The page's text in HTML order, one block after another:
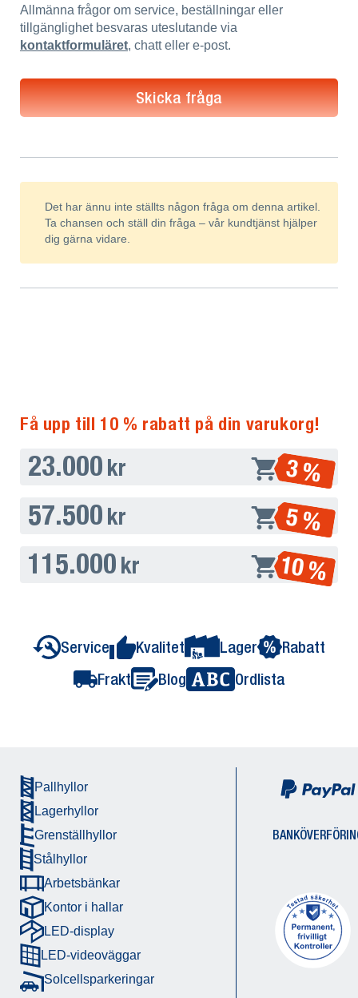
Allmänna frågor om service, beställningar eller
tillgänglighet besvaras uteslutande via
kontaktformuläret, chatt eller e-post.
Skicka fråga
Det har ännu inte ställts någon fråga om denna artikel.
Ta chansen och ställ din fråga – vår kundtjänst hjälper
dig gärna vidare.
Få upp till 10 % rabatt på din varukorg!
23.000 kr 3 %
57.500 kr 5 %
115.000 kr 10 %
Service Kvalitet Lager
Rabatt
Frakt
Blog Ordlista
Pallhyllor
Lagerhyllor
Grenställhyllor
Stålhyllor
Arbetsbänkar
Kontor i hallar
LED-display
LED-videoväggar
Solcellsparkeringar